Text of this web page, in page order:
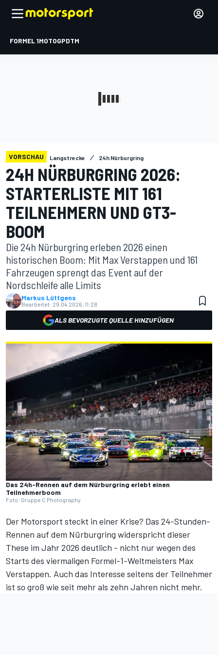
FORMEL 1MOTOGPDTM
VORSCHAU Langstrecke 24h Nürburgring
24H NÜRBURGRING 2026:
STARTERLISTE MIT 161
TEILNEHMERN UND GT3-
BOOM
Die 24h Nürburgring erleben 2026 einen
historischen Boom: Mit Max Verstappen und 161
Fahrzeugen sprengt das Event auf der
Nordschleife alle Limits
Markus Lüttgens
Bearbeitet: 29.04.2026, 11:28
ALS BEVORZUGTE QUELLE HINZUFÜGEN
Das 24h-Rennen auf dem Nürburgring erlebt einen
Teilnehmerboom
Foto: Gruppe C Photography
Der Motorsport steckt in einer Krise? Das 24-Stunden-
Rennen auf dem Nürburgring widerspricht dieser
These im Jahr 2026 deutlich - nicht nur wegen des
Starts des viermaligen Formel-1-Weltmeisters Max
Verstappen. Auch das Interesse seitens der Teilnehmer
ist so groß wie seit mehr als zehn Jahren nicht mehr.